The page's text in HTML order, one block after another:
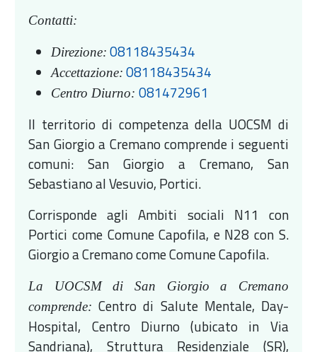
Contatti:
Direzione: 08118435434
Accettazione: 08118435434
Centro Diurno:081472961
Il territorio di competenza della UOCSM di
San Giorgio a Cremano comprende i seguenti
comuni: San Giorgio a Cremano, San
Sebastiano al Vesuvio, Portici.
Corrisponde agli Ambiti sociali N11 con
Portici come Comune Capofila, e N28 con S.
Giorgio a Cremano come Comune Capofila.
La UOCSM di San Giorgio a Cremano
comprende: Centro di Salute Mentale, Day-
Hospital, Centro Diurno (ubicato in Via
Sandriana), Struttura Residenziale (SR),